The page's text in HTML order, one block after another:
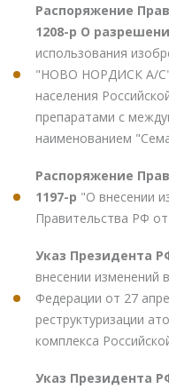
Распоряжение
1208-р О
использования
"НОВО НОРДИСК А/С"
населения
препаратами с
наименованием
Распоряжение
1197-р "О внесении
Правительства РФ
Указ Президента
внесении изменений
Федерации от 27
реструктуризации
комплекса
Указ Президента